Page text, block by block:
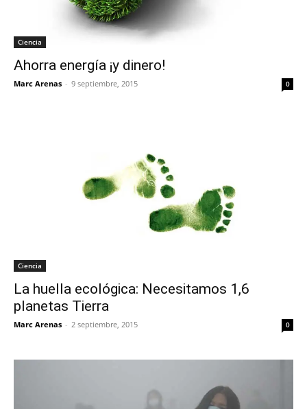
Ciencia
Ahorra energía ¡y dinero!
Marc Arenas - 9 septiembre, 2015 0
Ciencia
La huella ecológica: Necesitamos 1,6
planetas Tierra
Marc Arenas - 2 septiembre, 2015 0